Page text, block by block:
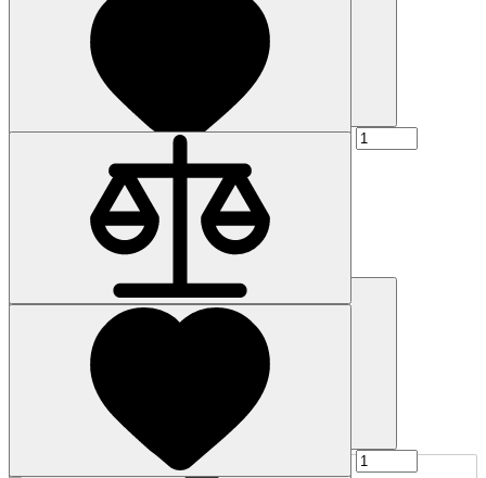
Наличие: уточняйте
Код товара: 62831-01
6AG4114-4NH13-3CY0